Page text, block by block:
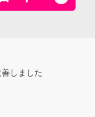
しました